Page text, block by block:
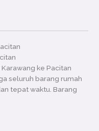
ke Pacitan
seluruh barang rumah
tepat waktu. Barang